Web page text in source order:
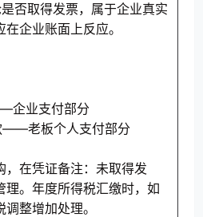
否取得发票，属于企业真实
企业账面上反应。
业支付部分
板个人支付部分
，在凭证备注：未取得发
理。年度所得税汇缴时，如
整增加处理。